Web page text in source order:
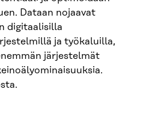
Dataan nojaavat
digitaalisilla
ja työkaluilla,
järjestelmät